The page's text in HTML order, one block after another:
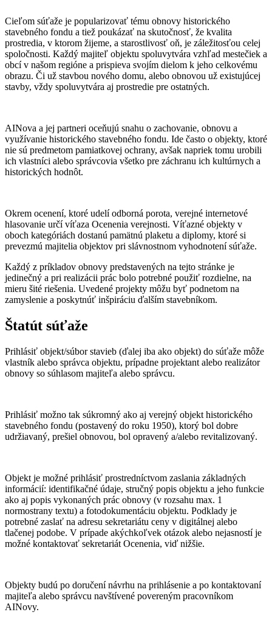
Cieľom súťaže je popularizovať tému obnovy historického
stavebného fondu a tiež poukázať na skutočnosť, že kvalita
prostredia, v ktorom žijeme, a starostlivosť oň, je záležitosťou celej
spoločnosti. Každý majiteľ objektu spoluvytvára vzhľad mestečiek a
obcí v našom regióne a prispieva svojím dielom k jeho celkovému
obrazu. Či už stavbou nového domu, alebo obnovou už existujúcej
stavby, vždy spoluvytvára aj prostredie pre ostatných.
AINova a jej partneri oceňujú snahu o zachovanie, obnovu a
využívanie historického stavebného fondu. Ide často o objekty, ktoré
nie sú predmetom pamiatkovej ochrany, avšak napriek tomu urobili
ich vlastníci alebo správcovia všetko pre záchranu ich kultúrnych a
historických hodnôt.
Okrem ocenení, ktoré udelí odborná porota, verejné internetové
hlasovanie určí víťaza Ocenenia verejnosti. Víťazné objekty v
oboch kategóriách dostanú pamätnú plaketu a diplomy, ktoré si
prevezmú majitelia objektov pri slávnostnom vyhodnotení súťaže.
Každý z príkladov obnovy predstavených na tejto stránke je
jedinečný a pri realizácii prác bolo potrebné použiť rozdielne, na
mieru šité riešenia. Uvedené projekty môžu byť podnetom na
zamyslenie a poskytnúť inšpiráciu ďalším stavebníkom.
Štatút súťaže
Prihlásiť objekt/súbor stavieb (ďalej iba ako objekt) do súťaže môže
vlastník alebo správca objektu, prípadne projektant alebo realizátor
obnovy so súhlasom majiteľa alebo správcu.
Prihlásiť možno tak súkromný ako aj verejný objekt historického
stavebného fondu (postavený do roku 1950), ktorý bol dobre
udržiavaný, prešiel obnovou, bol opravený a/alebo revitalizovaný.
Objekt je možné prihlásiť prostredníctvom zaslania základných
informácií: identifikačné údaje, stručný popis objektu a jeho funkcie
ako aj popis vykonaných prác obnovy (v rozsahu max. 1
normostrany textu) a fotodokumentáciu objektu. Podklady je
potrebné zaslať na adresu sekretariátu ceny v digitálnej alebo
tlačenej podobe. V prípade akýchkoľvek otázok alebo nejasností je
možné kontaktovať sekretariát Ocenenia, viď nižšie.
Objekty budú po doručení návrhu na prihlásenie a po kontaktovaní
majiteľa alebo správcu navštívené povereným pracovníkom
AINovy.